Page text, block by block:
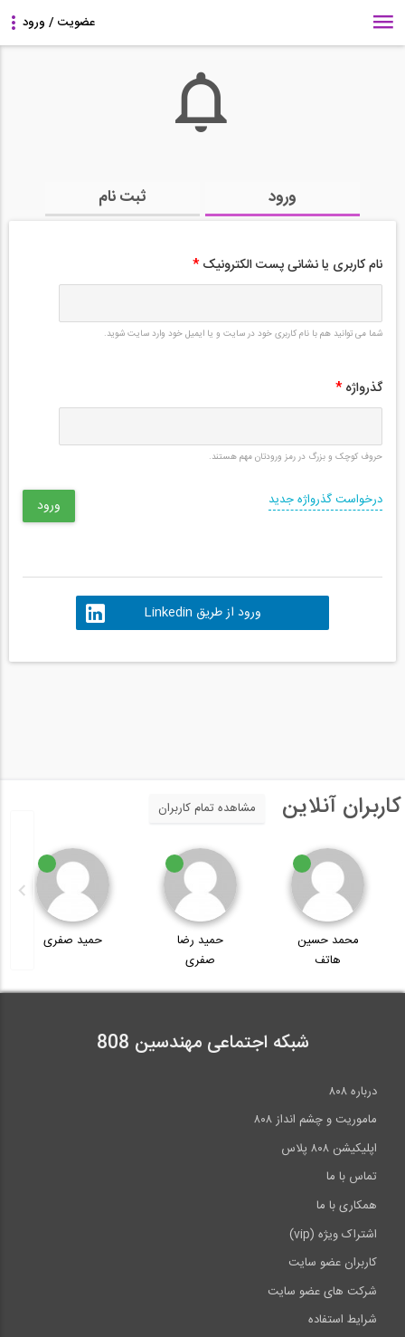
ورود ثبت نام
نام کاربری یا نشانی پست الکترونیک *
شما می توانید هم با نام کاربری خود در سایت و یا ایمیل خود وارد سایت شوید.
گذرواژه *
حروف کوچک و بزرگ در رمز ورودتان مهم هستند.
درخواست گذرواژه جدید
ورود از طریق Linkedin
کاربران آنلاین مشاهده تمام کاربران
محمد حسین
هاتف
حمید رضا
صفری
حمید صفری
شبکه اجتماعی مهندسین 808
درباره ۸۰۸
ماموریت و چشم انداز ۸۰۸
اپلیکیشن ۸۰۸ پلاس
تماس با ما
همکاری با ما
اشتراک ویژه (vip)
کاربران عضو سایت
شرکت های عضو سایت
شرایط استفاده